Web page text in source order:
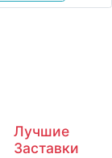
Лучшие
Заставки